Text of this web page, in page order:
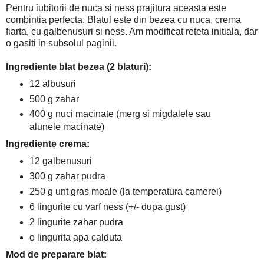
Pentru iubitorii de nuca si ness prajitura aceasta este
combintia perfecta. Blatul este din bezea cu nuca, crema
fiarta, cu galbenusuri si ness. Am modificat reteta initiala, dar
o gasiti in subsolul paginii.
Ingrediente blat bezea (2 blaturi):
12 albusuri
500 g zahar
400 g nuci macinate (merg si migdalele sau
alunele macinate)
Ingrediente crema:
12 galbenusuri
300 g zahar pudra
250 g unt gras moale (la temperatura camerei)
6 lingurite cu varf ness (+/- dupa gust)
2 lingurite zahar pudra
o lingurita apa calduta
Mod de preparare blat: